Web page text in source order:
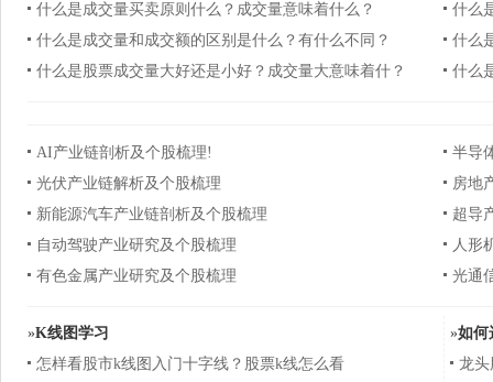
什么是成交量买卖原则什么？成交量意味着什么？
什么
什么是成交量和成交额的区别是什么？有什么不同？
什么
什么是股票成交量大好还是小好？成交量大意味着什？
什么
AI产业链剖析及个股梳理!
半导
光伏产业链解析及个股梳理
房地
新能源汽车产业链剖析及个股梳理
超导
自动驾驶产业研究及个股梳理
人形
有色金属产业研究及个股梳理
光通
»K线图学习
怎样看股市k线图入门十字线？股票k线怎么看
»如何
龙头